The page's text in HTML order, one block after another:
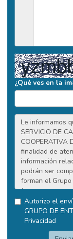
¿Qué ves en la
Autorizo el
GRUPO DE
Privacidad